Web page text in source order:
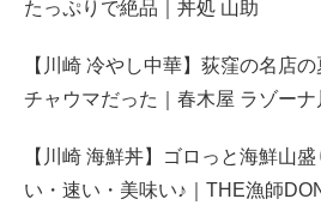
たっぷりで絶品｜丼処 山助
【川崎 冷やし中華】荻窪の名店の
チャウマだった｜春木屋 ラゾーナ
【川崎 海鮮丼】ゴロっと海鮮山
い・速い・美味い♪｜THE漁師